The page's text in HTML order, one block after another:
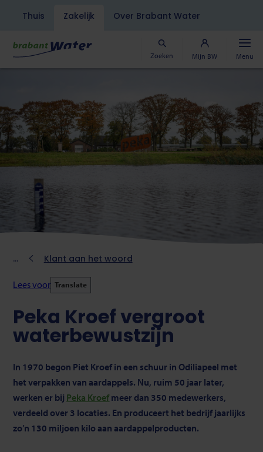
Overslaan
naar
de
Thuis Zakelijk Over Brabant Water
Zoeken Mijn BW Menu
Kruimelpad
Klant aan het woord
Lees voor Translate
Peka Kroef vergroot
waterbewustzijn
In 1970 begon Piet Kroef in een schuur in Odiliapeel met
het verpakken van aardappels. Nu, ruim 50 jaar later,
werken er bij Peka Kroef meer dan 350 medewerkers,
verdeeld over 3 locaties. En produceert het bedrijf jaarlijks
zo’n 130 miljoen kilo aan aardappelproducten.